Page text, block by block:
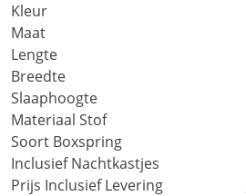
Kleur
Maat
Lengte
Breedte
Slaaphoogte
Materiaal Stof
Soort Boxspring
Inclusief Nachtkastjes
Prijs Inclusief Levering